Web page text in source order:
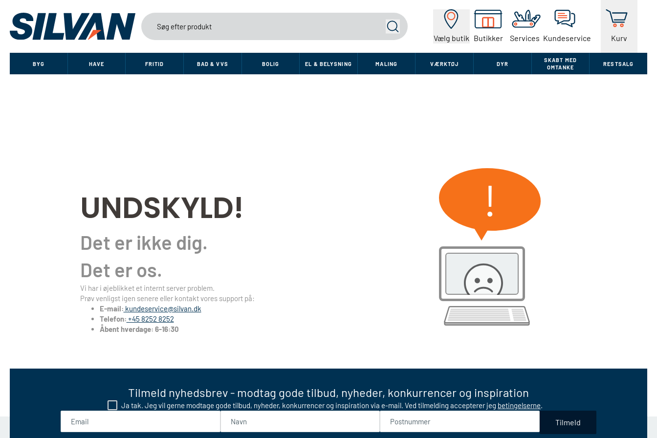
Vælg butik Butikker Services Kundeservice Kurv
Søg
BYG HAVE FRITID BAD & VVS BOLIG EL & BELYSNING MALING VÆRKTØJ DYR
SKABT MED
OMTANKE
RESTSALG
UNDSKYLD!
Det er ikke dig.
Det er os.
Vi har i øjeblikket et internt server problem.
Prøv venligst igen senere eller kontakt vores support på:
E-mail: kundeservice@silvan.dk
Telefon: +45 8252 8252
Åbent hverdage: 6-16:30
!
Tilmeld nyhedsbrev - modtag gode tilbud, nyheder, konkurrencer og inspiration
Ja tak. Jeg vil gerne modtage gode tilbud, nyheder, konkurrencer og inspiration via e-mail. Ved tilmelding accepterer jeg betingelserne.
Tilmeld